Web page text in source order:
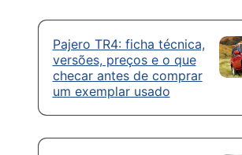
Pajero TR4: ficha técnica,
versões, preços e o que
checar antes de comprar
um exemplar usado